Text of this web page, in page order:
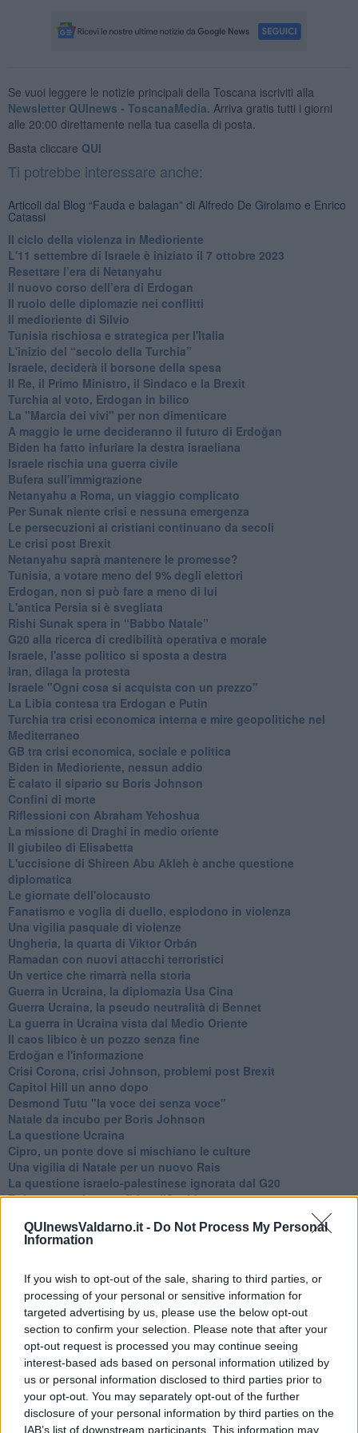
QUInewsValdarno.it - Do Not Process My Personal
Information
If you wish to opt-out of the sale, sharing to third parties, or
processing of your personal or sensitive information for
targeted advertising by us, please use the below opt-out
section to confirm your selection. Please note that after your
opt-out request is processed you may continue seeing
interest-based ads based on personal information utilized by
us or personal information disclosed to third parties prior to
your opt-out. You may separately opt-out of the further
disclosure of your personal information by third parties on the
IAB’s list of downstream participants. This information may
Se vuoi leggere le notizie principali della Toscana iscriviti alla
Newsletter QUInews - ToscanaMedia. Arriva gratis tutti i giorni
alle 20:00 direttamente nella tua casella di posta.
Basta cliccare QUI
Ti potrebbe interessare anche:
Articoli dal Blog “Fauda e balagan” di Alfredo De Girolamo e Enrico
Catassi
Il ciclo della violenza in Medioriente
L'11 settembre di Israele è iniziato il 7 ottobre 2023
Resettare l’era di Netanyahu
​Il nuovo corso dell’era di Erdogan
Il ruolo delle diplomazie nei conflitti
Il medioriente di Silvio
Tunisia rischiosa e strategica per l'Italia
L'inizio del “secolo della Turchia”
Israele, deciderà il borsone della spesa
Il Re, il Primo Ministro, il Sindaco e la Brexit
Turchia al voto, Erdogan in bilico
La "Marcia dei vivi" per non dimenticare
A maggio le urne decideranno il futuro di Erdoğan
Biden ha fatto infuriare la destra israeliana
Israele rischia una guerra civile
Bufera sull'immigrazione
Netanyahu a Roma, un viaggio complicato
Per Sunak niente crisi e nessuna emergenza
Le persecuzioni ai cristiani continuano da secoli
Le crisi post Brexit
Netanyahu saprà mantenere le promesse?
Tunisia, a votare meno del 9% degli elettori
Erdogan, non si può fare a meno di lui
L'antica Persia si è svegliata
Rishi Sunak spera in “Babbo Natale”
G20 alla ricerca di credibilità operativa e morale
Israele, l'asse politico si sposta a destra
Iran, dilaga la protesta
Israele "Ogni cosa si acquista con un prezzo"
La Libia contesa tra Erdogan e Putin
Turchia tra crisi economica interna e mire geopolitiche nel
Mediterraneo
GB tra crisi economica, sociale e politica
Biden in Medioriente, nessun addio
È calato il sipario su Boris Johnson
Confini di morte
Riflessioni con Abraham Yehoshua
La missione di Draghi in medio oriente
Il giubileo di Elisabetta
L'uccisione di Shireen Abu Akleh è anche questione
diplomatica
Le giornate dell'olocausto
Fanatismo e voglia di duello, esplodono in violenza
Una vigilia pasquale di violenze
Ungheria, la quarta di Viktor Orbán
Ramadan con nuovi attacchi terroristici
Un vertice che rimarrà nella storia
Guerra in Ucraina, la diplomazia Usa Cina
Guerra Ucraina, la pseudo neutralità di Bennet
La guerra in Ucraina vista dal Medio Oriente
​Il caos libico è un pozzo senza fine
Erdoğan e l'informazione
Crisi Corona, crisi Johnson, problemi post Brexit
Capitol Hill un anno dopo
Desmond Tutu "la voce dei senza voce"
Natale da incubo per Boris Johnson
La questione Ucraina
Cipro, un ponte dove si mischiano le culture
Una vigilia di Natale per un nuovo Rais
La questione israelo-palestinese ignorata dal G20
Erdogan continua a sfidare l'Occidente
Johnson, da Trump a Biden alla Brexit
L'AUKUS e il Quad
Papa Bergoglio vedrà Viktor Orbán
Bennet, un giorno in attesa di Biden
Il ritorno dei talebani
​La lenta agonia del Libano
Sudafrica, è allarme alimentare
Usa di nuovo al centro della geopolitica internazionale
L’appuntamento di Israele con il cambiamento
La farsa delle elezioni in Siria
In Medioriente non ci sono favole, solo realtà
Biden chiama ma Netanyahu non risponde